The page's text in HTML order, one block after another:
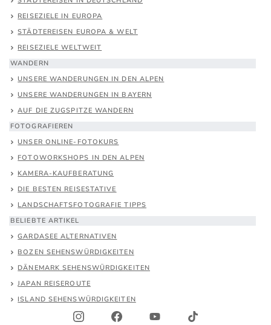
REISEZIELE IN EUROPA
STÄDTEREISEN EUROPA & WELT
REISEZIELE WELTWEIT
WANDERN
UNSERE WANDERUNGEN IN DEN ALPEN
UNSERE WANDERUNGEN IN BAYERN
AUF DIE ZUGSPITZE WANDERN
FOTOGRAFIEREN
UNSER ONLINE-FOTOKURS
FOTOWORKSHOPS IN DEN ALPEN
KAMERA-KAUFBERATUNG
DIE BESTEN REISESTATIVE
LANDSCHAFTSFOTOGRAFIE TIPPS
BELIEBTE ARTIKEL
GARDASEE ALTERNATIVEN
BOZEN SEHENSWÜRDIGKEITEN
DÄNEMARK SEHENSWÜRDIGKEITEN
JAPAN REISEROUTE
ISLAND SEHENSWÜRDIGKEITEN